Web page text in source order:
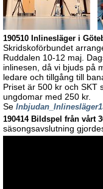
190510 Inlinesläger i
Skridskoförbundet
Ruddalen 10-12 maj.
inlinesen, då vi bjuds på
ledare och tillgång till
Priset är 500 kr och SKT
ungdomar med 250 kr.
Se
190414 Bildspel från vårt
säsongsavslutning